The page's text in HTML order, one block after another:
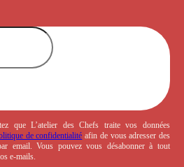
que L’atelier des Chefs traite vos données
de confidentialité afin de vous adresser des
email. Vous pouvez vous désabonner à tout
e-mails.